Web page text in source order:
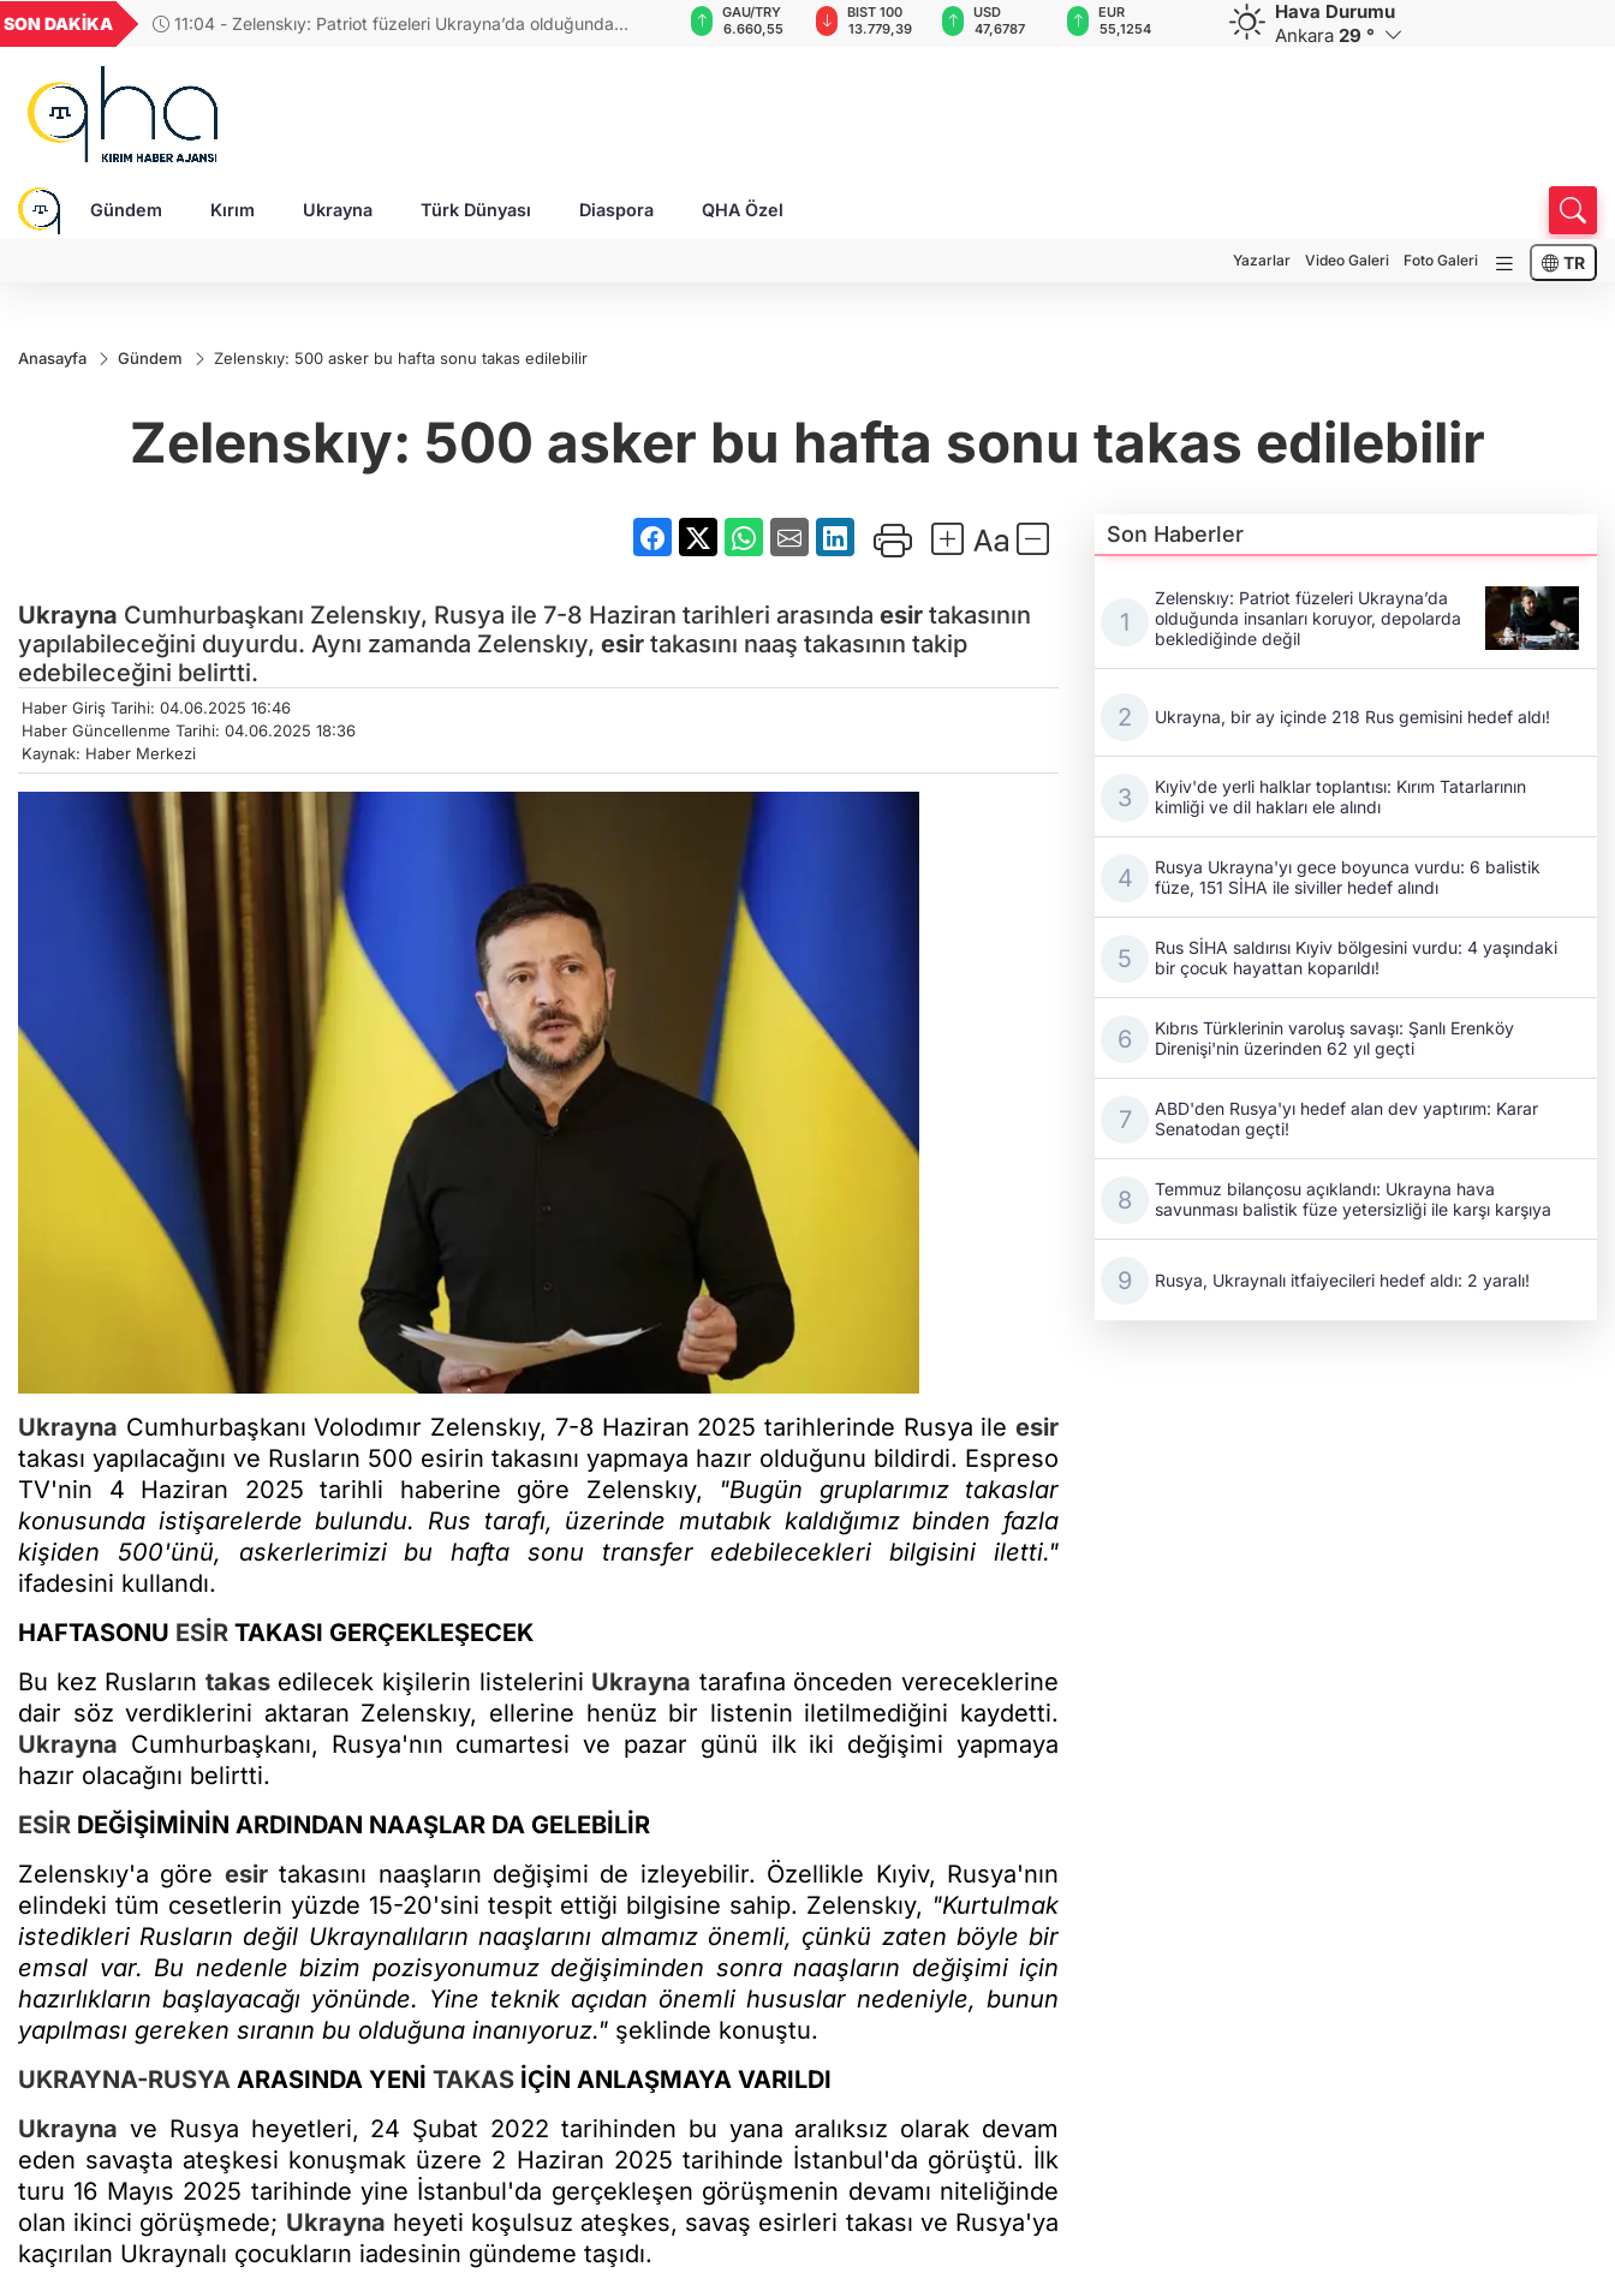
SON DAKİKA 10:02 - Ukrayna, bir ay içinde 218 Rus gemisini hedef aldı!
GEL
18,2677
16,3788
27,9743
0,0018
6.660,55
BIST 100
13.779,39
USD
47,6787
EUR
55,1254
GBP
64,3468
CHF
59,0083
CAD
34,1883
Hava Durumu
Ankara 29 °
Gündem Kırım Ukrayna Türk Dünyası Diaspora QHA Özel
Yazarlar Video Galeri Foto Galeri TR
Anasayfa Gündem Zelenskıy: 500 asker bu hafta sonu takas edilebilir
Zelenskıy: 500 asker bu hafta sonu takas edilebilir
Ukrayna Cumhurbaşkanı Zelenskıy, Rusya ile 7-8 Haziran tarihleri arasında esir takasının
yapılabileceğini duyurdu. Aynı zamanda Zelenskıy, esir takasını naaş takasının takip
edebileceğini belirtti.
Haber Giriş Tarihi: 04.06.2025 16:46
Haber Güncellenme Tarihi: 04.06.2025 18:36
Kaynak: Haber Merkezi
Ukrayna Cumhurbaşkanı Volodımır Zelenskıy, 7-8 Haziran 2025 tarihlerinde Rusya ile esir
takası yapılacağını ve Rusların 500 esirin takasını yapmaya hazır olduğunu bildirdi. Espreso
TV'nin 4 Haziran 2025 tarihli haberine göre Zelenskıy,
"Bugün gruplarımız takaslar
konusunda istişarelerde bulundu. Rus tarafı, üzerinde mutabık kaldığımız binden fazla
kişiden 500'ünü, askerlerimizi bu hafta sonu transfer edebilecekleri bilgisini iletti."
ifadesini kullandı.
HAFTASONU ESİR TAKASI GERÇEKLEŞECEK
Bu kez Rusların takasedilecek kişilerin listelerini Ukrayna tarafına önceden vereceklerine
dair söz verdiklerini aktaran Zelenskıy, ellerine henüz bir listenin iletilmediğini kaydetti.
Ukrayna Cumhurbaşkanı, Rusya'nın cumartesi ve pazar günü ilk iki değişimi yapmaya
hazır olacağını belirtti.
ESİR DEĞİŞİMİNİN ARDINDAN NAAŞLAR DA GELEBİLİR
Zelenskıy'a göre esirtakasını naaşların değişimi de izleyebilir. Özellikle Kıyiv, Rusya'nın
elindeki tüm cesetlerin yüzde 15-20'sini tespit ettiği bilgisine sahip. Zelenskıy, "Kurtulmak
istedikleri Rusların değil Ukraynalıların naaşlarını almamız önemli, çünkü zaten böyle bir
emsal var. Bu nedenle bizim pozisyonumuz değişiminden sonra naaşların değişimi için
hazırlıkların başlayacağı yönünde. Yine teknik açıdan önemli hususlar nedeniyle, bunun
yapılması gereken sıranın bu olduğuna inanıyoruz." şeklinde konuştu.
UKRAYNA-RUSYA ARASINDA YENİ TAKAS İÇİN ANLAŞMAYA VARILDI
Ukrayna ve Rusya heyetleri, 24 Şubat 2022 tarihinden bu yana aralıksız olarak devam
eden savaşta ateşkesi konuşmak üzere 2 Haziran 2025 tarihinde İstanbul'da görüştü. İlk
turu 16 Mayıs 2025 tarihinde yine İstanbul'da gerçekleşen görüşmenin devamı niteliğinde
olan ikinci görüşmede; Ukrayna heyeti koşulsuz ateşkes, savaş esirleri takası ve Rusya'ya
kaçırılan Ukraynalı çocukların iadesinin gündeme taşıdı.
Son Haberler
Zelenskıy: Patriot füzeleri Ukrayna’da
olduğunda insanları koruyor, depolarda
beklediğinde değil
Ukrayna, bir ay içinde 218 Rus gemisini hedef aldı!
Kıyiv'de yerli halklar toplantısı: Kırım Tatarlarının
kimliği ve dil hakları ele alındı
Rusya Ukrayna'yı gece boyunca vurdu: 6 balistik
füze, 151 SİHA ile siviller hedef alındı
Rus SİHA saldırısı Kıyiv bölgesini vurdu: 4 yaşındaki
bir çocuk hayattan koparıldı!
Kıbrıs Türklerinin varoluş savaşı: Şanlı Erenköy
Direnişi'nin üzerinden 62 yıl geçti
ABD'den Rusya'yı hedef alan dev yaptırım: Karar
Senatodan geçti!
Temmuz bilançosu açıklandı: Ukrayna hava
savunması balistik füze yetersizliği ile karşı karşıya
Rusya, Ukraynalı itfaiyecileri hedef aldı: 2 yaralı!